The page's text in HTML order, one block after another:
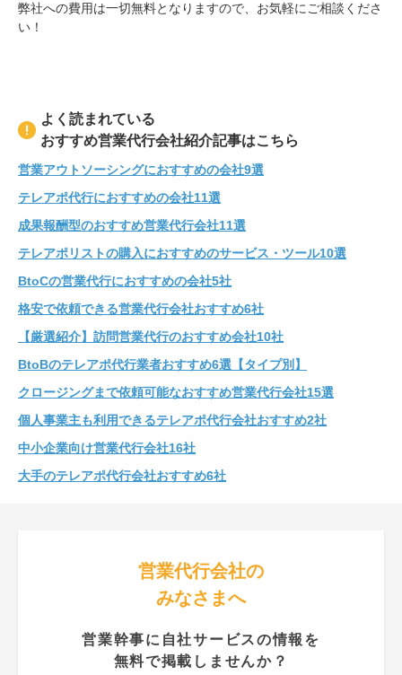
弊社への費用は一切無料となりますので、お気軽にご相談くださ
い！
よく読まれている
おすすめ営業代行会社紹介記事はこちら
営業アウトソーシングにおすすめの会社9選
テレアポ代行におすすめの会社11選
成果報酬型のおすすめ営業代行会社11選
テレアポリストの購入におすすめのサービス・ツール10選
BtoCの営業代行におすすめの会社5社
格安で依頼できる営業代行会社おすすめ6社
【厳選紹介】訪問営業代行のおすすめ会社10社
BtoBのテレアポ代行業者おすすめ6選【タイプ別】
クロージングまで依頼可能なおすすめ営業代行会社15選
個人事業主も利用できるテレアポ代行会社おすすめ2社
中小企業向け営業代行会社16社
大手のテレアポ代行会社おすすめ6社
営業代行会社の
みなさまへ
営業幹事に自社サービスの情報を
無料で掲載しませんか？